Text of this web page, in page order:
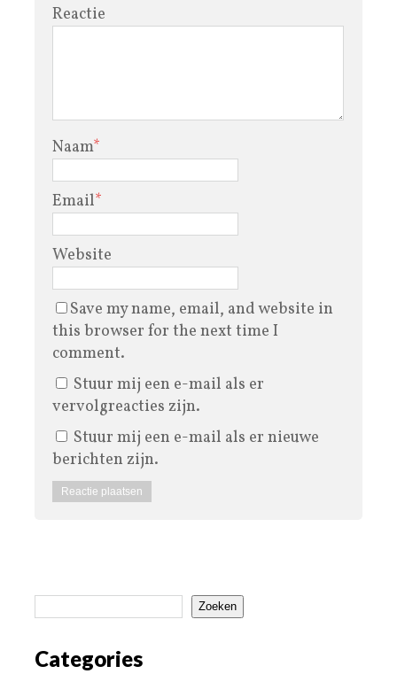
Reactie
Naam*
Email*
Website
Save my name, email, and website in
this browser for the next time I
comment.
Stuur mij een e-mail als er
vervolgreacties zijn.
Stuur mij een e-mail als er nieuwe
berichten zijn.
Zoeken
Categories